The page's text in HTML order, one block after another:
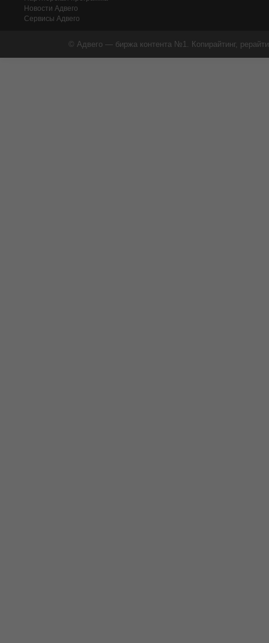
Новости Адвего
Сервисы Адвего
© Адвего — биржа контента №1. Копирайтинг,